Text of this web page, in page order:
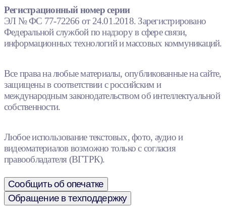
Регистрационный номер серии
ЭЛ № ФС 77-72266 от 24.01.2018. Зарегистрировано
Федеральной службой по надзору в сфере связи,
информационных технологий и массовых коммуникаций.
Все права на любые материалы, опубликованные на сайте,
защищены в соответствии с российским и
международным законодательством об интеллектуальной
собственности.
Любое использование текстовых, фото, аудио и
видеоматериалов возможно только с согласия
правообладателя (ВГТРК).
Сообщить об опечатке
Обращение в техподдержку